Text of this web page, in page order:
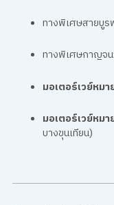
ทางพิเศษสายบูร
ทางพิเศษกาญจ
มอเตอร์เวย์หมา
มอเตอร์เวย์หมา
บางขุนเทียน)